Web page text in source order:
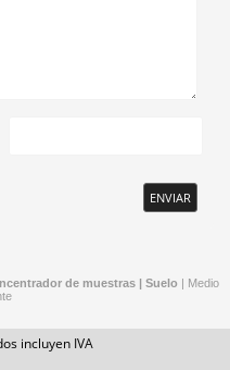
ENVIAR
de muestras | Suelo | Medio
incluyen IVA